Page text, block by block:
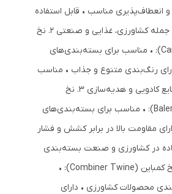
انعطاف‌پذیری مناسب • قابل استفاده
در صنایع مختلف از جمله کشاورزی، غذایی و صنعتی 2. نخ
شیرینی (Candy Yarn): • مناسب برای بسته‌بندی‌های
رنگ‌بندی متنوع و جذاب • مناسب
برای استفاده در صنایع کادویی و هدیه‌سازی 3. نخ
عدل‌بندی (Baler Twine): • مناسب برای بسته‌بندی‌های
مقاومت بالا در برابر کشش و فشار
در کشاورزی و صنعت بسته‌بندی
محصولات بزرگ 4. نخ کمباین (Combiner Twine): •
محصولات کشاورزی • دارای